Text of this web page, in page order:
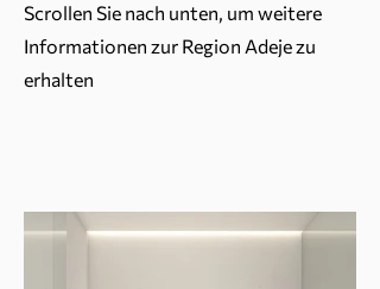
Scrollen Sie nach unten, um weitere
Informationen zur Region Adeje zu
erhalten